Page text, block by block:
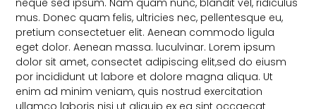
mus. Donec quam felis, ultricies nec, pellentesque eu,
pretium consectetuer elit. Aenean commodo ligula
eget dolor. Aenean massa. luculvinar. Lorem ipsum
dolor sit amet, consectet adipiscing elit,sed do eiusm
por incididunt ut labore et dolore magna aliqua. Ut
enim ad minim veniam, quis nostrud exercitation
ullamco laboris nisi ut aliquip ex ea sint occaecat